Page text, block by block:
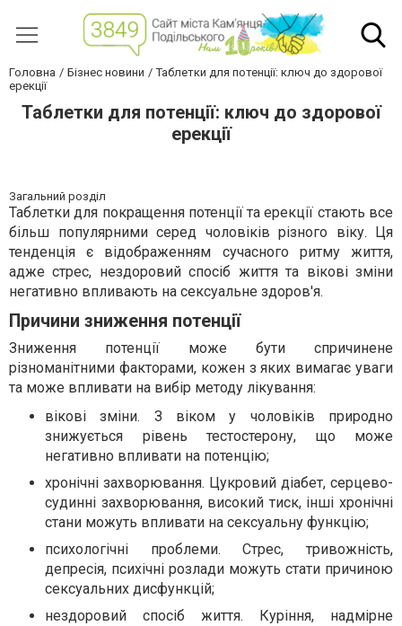
Головна Бізнес новини
Таблетки для потенції: ключ до здорової
ерекції
Таблетки для потенції: ключ до здорової
ерекції
Загальний розділ
Таблетки для покращення потенції та ерекції стають все
більш популярними серед чоловіків різного віку. Ця
тенденція є відображенням сучасного ритму життя,
адже стрес, нездоровий спосіб життя та вікові зміни
негативно впливають на сексуальне здоров'я.
Причини зниження потенції
Зниження потенції може бути спричинене
різноманітними факторами, кожен з яких вимагає уваги
та може впливати на вибір методу лікування:
вікові зміни. З віком у чоловіків природно
знижується рівень тестостерону, що може
негативно впливати на потенцію;
хронічні захворювання. Цукровий діабет, серцево-
судинні захворювання, високий тиск, інші хронічні
стани можуть впливати на сексуальну функцію;
психологічні проблеми. Стрес, тривожність,
депресія, психічні розлади можуть стати причиною
сексуальних дисфункцій;
нездоровий спосіб життя. Куріння, надмірне